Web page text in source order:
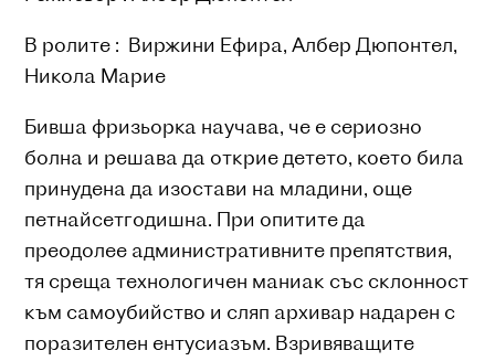
В ролите : Виржини Ефира, Албер Дюпонтел,
Никола Марие
Бивша фризьорка научава, че е сериозно
болна и решава да открие детето, което била
принудена да изостави на младини, още
петнайсетгодишна. При опитите да
преодолее административните препятствия,
тя среща технологичен маниак със склонност
към самоубийство и сляп архивар надарен с
поразителен ентусиазъм. Взривяващите